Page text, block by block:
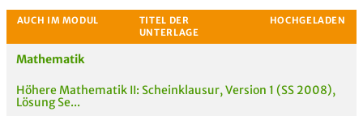
Mathematik
Höhere Mathematik II: Scheinklausur, Version 1 (SS 2008),
Lösung Se...